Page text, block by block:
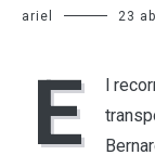
ariel 23
E
l